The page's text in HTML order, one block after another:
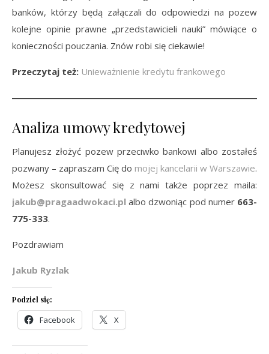
banków, którzy będą załączali do odpowiedzi na pozew
kolejne opinie prawne „przedstawicieli nauki” mówiące o
konieczności pouczania. Znów robi się ciekawie!
Przeczytaj też: Unieważnienie kredytu frankowego
Analiza umowy kredytowej
Planujesz złożyć pozew przeciwko bankowi albo zostałeś
pozwany – zapraszam Cię do mojej kancelarii w Warszawie.
Możesz skonsultować się z nami także poprzez maila:
jakub@pragaadwokaci.pl albo dzwoniąc pod numer 663-
775-333.
Pozdrawiam
Jakub Ryzlak
Podziel się:
Facebook X